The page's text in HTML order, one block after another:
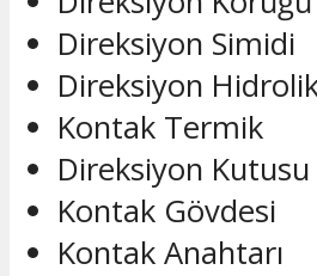
Direksiyon Simidi
Direksiyon
Kontak Termik
Direksiyon Kutusu
Kontak Gövdesi
Kontak Anahtarı